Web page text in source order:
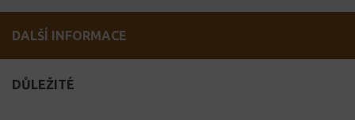
DALŠÍ INFORMACE
DŮLEŽITÉ